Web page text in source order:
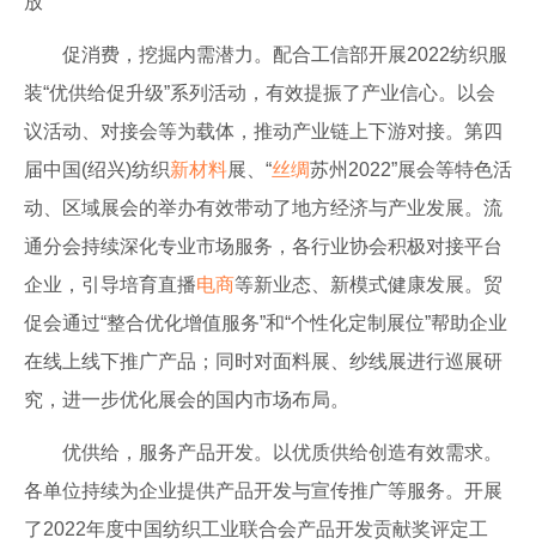
促消费，挖掘内需潜力。配合工信部开展2022纺织服
装“优供给促升级”系列活动，有效提振了产业信心。以会
议活动、对接会等为载体，推动产业链上下游对接。第四
届中国(绍兴)纺织新材料展、“丝绸苏州2022”展会等特色活
动、区域展会的举办有效带动了地方经济与产业发展。流
通分会持续深化专业市场服务，各行业协会积极对接平台
企业，引导培育直播电商等新业态、新模式健康发展。贸
促会通过“整合优化增值服务”和“个性化定制展位”帮助企业
在线上线下推广产品；同时对面料展、纱线展进行巡展研
究，进一步优化展会的国内市场布局。
优供给，服务产品开发。以优质供给创造有效需求。
各单位持续为企业提供产品开发与宣传推广等服务。开展
了2022年度中国纺织工业联合会产品开发贡献奖评定工